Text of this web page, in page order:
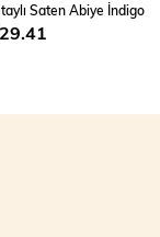
Saten Abiye İndigo